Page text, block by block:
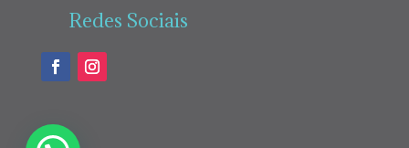
Redes Sociais